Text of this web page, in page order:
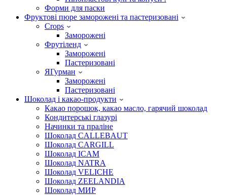
Форми для паски
Фруктові пюре заморожені та пастеризовані
Crops
Заморожені
Фрутіленд
Заморожені
Пастеризовані
ЯГурман
Заморожені
Пастеризовані
Шоколад і какао-продукти
Какао порошок, какао масло, гарячий шоколад
Кондитерські глазурі
Начинки та праліне
Шоколад CALLEBAUT
Шоколад CARGILL
Шоколад ICAM
Шоколад NATRA
Шоколад VELICHE
Шоколад ZEELANDIA
Шоколад МИР